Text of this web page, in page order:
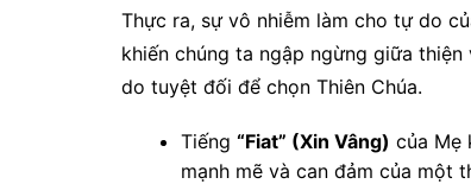
Thực ra, sự vô nhiễm làm cho tự do
khiến chúng ta ngập ngừng giữa
do tuyệt đối để chọn Thiên Chúa.
Tiếng “Fiat” (Xin Vâng) của Mẹ
mạnh mẽ và can đảm của một